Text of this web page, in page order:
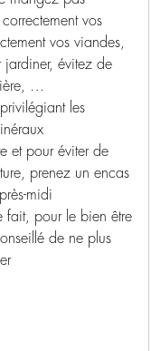
vos
vos viandes,
jardiner, évitez de
…
les
et pour éviter de
prenez un encas
midi
fait, pour le bien être
de ne plus